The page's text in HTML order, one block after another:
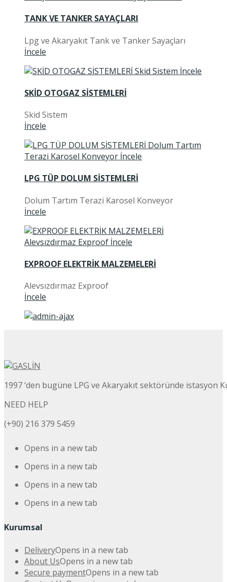
TANK VE TANKER SAYAÇLARI
Lpg ve Akaryakıt Tank ve Tanker Sayaçları
İncele
SKİD OTOGAZ SİSTEMLERİ
Skid Sistem
İncele
LPG TÜP DOLUM SİSTEMLERİ
Dolum Tartım Terazi Karosel Konveyor
İncele
EXPROOF ELEKTRİK MALZEMELERİ
Alevsızdırmaz Exproof
İncele
1997 ‘den bugüne LPG ve Akaryakıt sektöründe istasyon
NEED HELP
(+90) 216 379 5459
Opens in a new tab
Opens in a new tab
Opens in a new tab
Opens in a new tab
Kurumsal
DeliveryOpens in a new tab
About UsOpens in a new tab
Secure paymentOpens in a new tab